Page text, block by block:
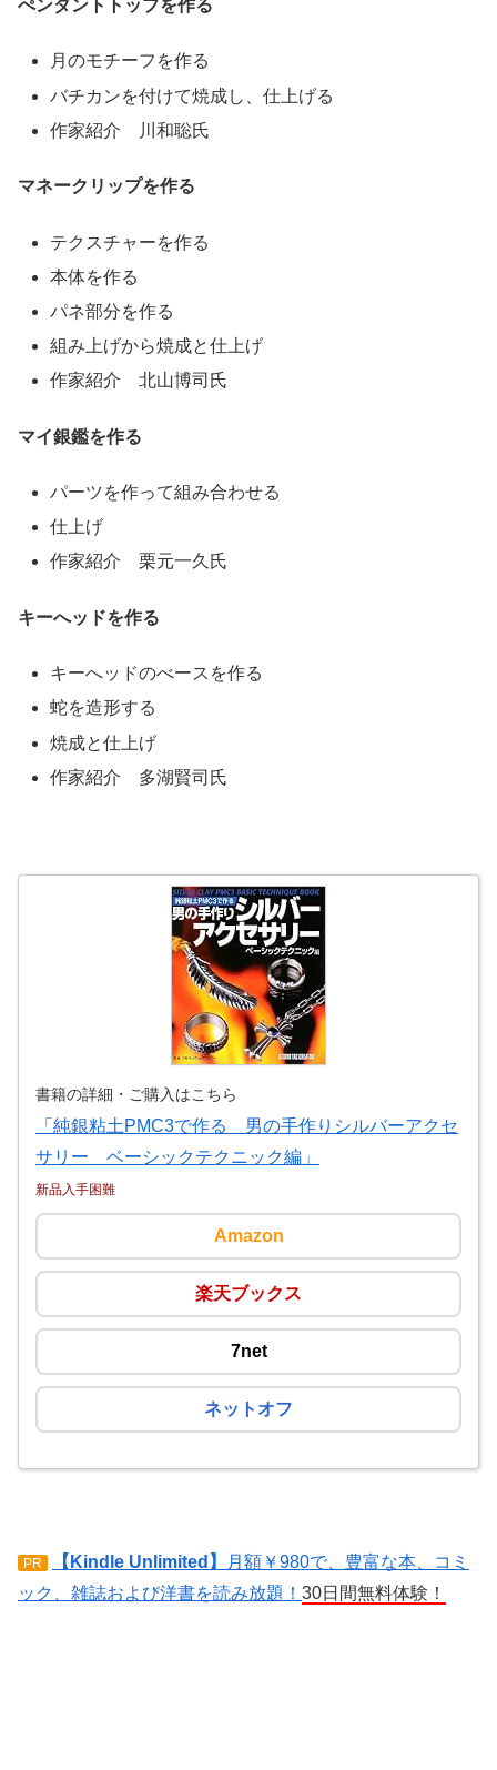
ぺンダントトップを作る
月のモチーフを作る
バチカンを付けて焼成し、仕上げる
作家紹介 川和聡氏
マネークリップを作る
テクスチャーを作る
本体を作る
パネ部分を作る
組み上げから焼成と仕上げ
作家紹介 北山博司氏
マイ銀鑑を作る
パーツを作って組み合わせる
仕上げ
作家紹介 栗元一久氏
キーへッドを作る
キーへッドのべースを作る
蛇を造形する
焼成と仕上げ
作家紹介 多湖賢司氏
書籍の詳細・ご購入はこちら
「純銀粘土PMC3で作る 男の手作りシルバーアクセ
サリー ベーシックテクニック編」
新品入手困難
Amazon
楽天ブックス
7net
ネットオフ
PR 【Kindle Unlimited】
月額￥980で、豊富な本、コミ
ック、雑誌および洋書を読み放題！ 30日間無料体験！